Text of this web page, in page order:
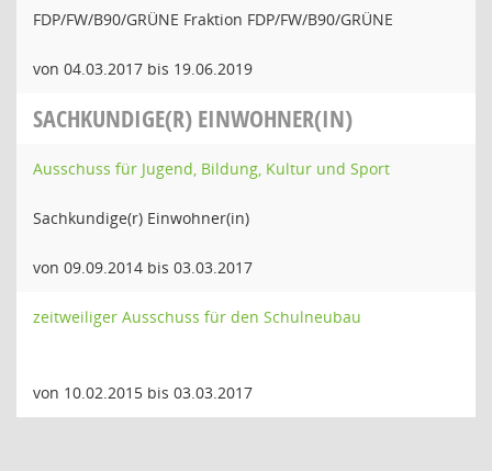
FDP/FW/B90/GRÜNE Fraktion FDP/FW/B90/GRÜNE
von 04.03.2017 bis 19.06.2019
SACHKUNDIGE(R) EINWOHNER(IN)
Ausschuss für Jugend, Bildung, Kultur und Sport
Sachkundige(r) Einwohner(in)
von 09.09.2014 bis 03.03.2017
zeitweiliger Ausschuss für den Schulneubau
von 10.02.2015 bis 03.03.2017